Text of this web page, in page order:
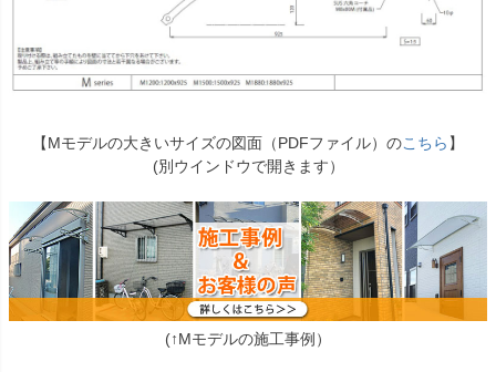
【Mモデルの大きいサイズの図面（PDFファイル）のこちら 】
(別ウインドウで開きます）
(↑Mモデルの施工事例）